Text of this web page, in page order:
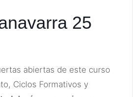
25
abiertas de este curso
Ciclos Formativos y